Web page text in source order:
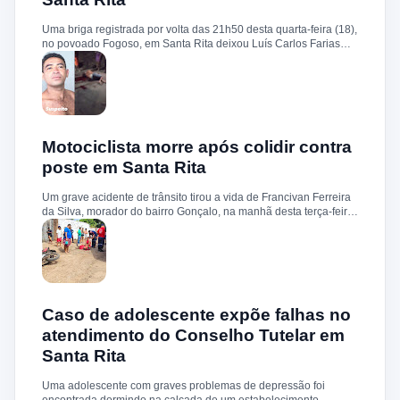
Uma briga registrada por volta das 21h50 desta quarta-feira (18),
no povoado Fogoso, em Santa Rita deixou Luís Carlos Farias
Alves gravemente ferido. Segundo informações, ele e o suspeito
Benedito Alves dos Santos estavam ingerindo bebida alcoólica
quando teve início uma discussão. Durante a confusão, Benedito
quebrou uma garrafa e desferiu vários golpes contra a vítima.
Luís Carlos foi socorrido e, devido à gravidade dos ferimentos,
localizado em sua residência, preso e encaminhado à Delegacia
de Rosário para os procedimentos legais.
Motociclista morre após colidir contra
poste em Santa Rita
Um grave acidente de trânsito tirou a vida de Francivan Ferreira
da Silva, morador do bairro Gonçalo, na manhã desta terça-feira
(02). De acordo com informações, Francivan seguia de
motocicleta com a esposa no sentido Areias–Santa Rita quando
perdeu o controle do veículo nas proximidades da ponte de
Carema, colidindo violentamente contra um poste. A vítima
sofreu traumatismo craniano e morreu ainda no local. A esposa,
Francivan foi encaminhado ao necrotério do Hospital Municipal
de Santa Rita para os procedimentos de praxe.
Caso de adolescente expõe falhas no
atendimento do Conselho Tutelar em
Santa Rita
Uma adolescente com graves problemas de depressão foi